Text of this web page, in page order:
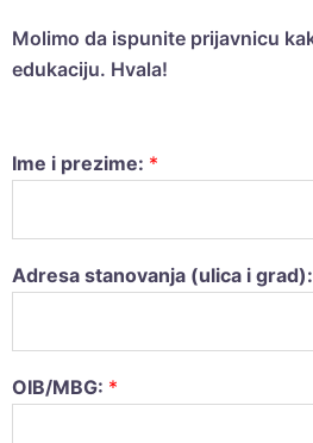
Molimo da ispunite prijavnicu
edukaciju. Hvala!
Ime i prezime: *
Adresa stanovanja (ulica i grad):
OIB/MBG: *